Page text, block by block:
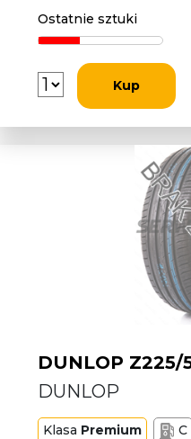
Ostatnie sztuki
Kup
DUNLOP Z225/
DUNLOP
Klasa Premium C